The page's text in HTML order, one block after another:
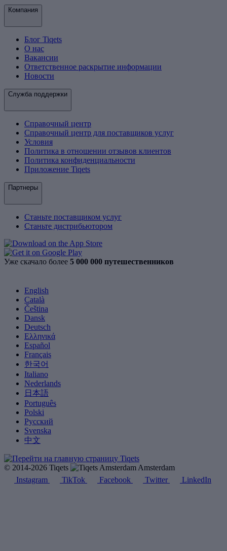
Компания
Блог Tiqets
О нас
Вакансии
Ответственное раскрытие информации
Новости
Служба поддержки
Справочный центр
Справочный центр для поставщиков услуг
Условия
Политика в отношении отзывов клиентов
Политика конфиденциальности
Приложение Tiqets
Партнеры
Станьте поставщиком услуг
Станьте дистрибьютором
Уже скачало более 5 000 000 путешественников
English
Català
Čeština
Dansk
Deutsch
Ελληνικά
Español
Français
한국어
Italiano
Nederlands
日本語
Português
Polski
Русский
Svenska
中文
© 2014-2026 Tiqets
Amsterdam
Instagram
TikTok Facebook Twitter LinkedIn